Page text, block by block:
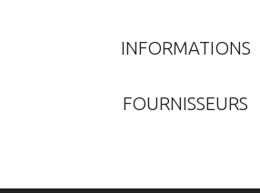
INFORMATIONS
FOURNISSEURS